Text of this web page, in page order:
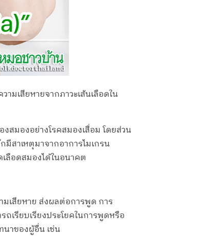
มเสียหายจากภาวะเส้นเลือดใน
สมองอย่างโรคสมองเสื่อม โดยส่วน
สาเหตุมาจากอาการไมเกรน
ลือดสมองได้ในอนาคต
มเสียหาย ส่งผลต่อการพูด การ
ถเรียบเรียงประโยคในการพูดหรือ
นาของผู้อื่น เช่น